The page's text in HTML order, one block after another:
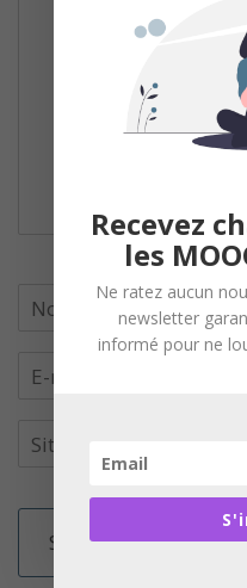
Recevez
les
Ne ratez aucun
newsletter
informé pour ne